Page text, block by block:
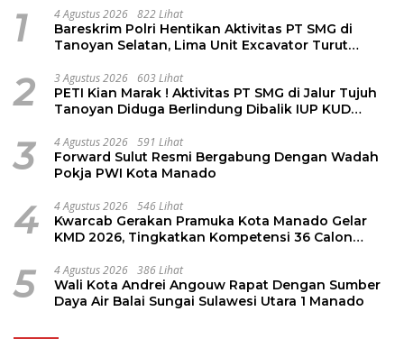
1 4 Agustus 2026 822 Lihat
Bareskrim Polri Hentikan Aktivitas PT SMG di
Tanoyan Selatan, Lima Unit Excavator Turut
2 3 Agustus 2026 603 Lihat
PETI Kian Marak ! Aktivitas PT SMG di Jalur Tujuh
Tanoyan Diduga Berlindung Dibalik IUP KUD
3 4 Agustus 2026 591 Lihat
Forward Sulut Resmi Bergabung Dengan Wadah
Pokja PWI Kota Manado
4 4 Agustus 2026 546 Lihat
Kwarcab Gerakan Pramuka Kota Manado Gelar
KMD 2026, Tingkatkan Kompetensi 36 Calon
5 4 Agustus 2026 386 Lihat
Wali Kota Andrei Angouw Rapat Dengan Sumber
Daya Air Balai Sungai Sulawesi Utara 1 Manado